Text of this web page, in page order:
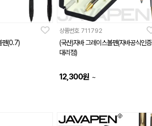
펜(0.7)
상품번호 711792
(국산)자바 그레이스볼펜(자바공식인증
대리점)
12,300원 ~